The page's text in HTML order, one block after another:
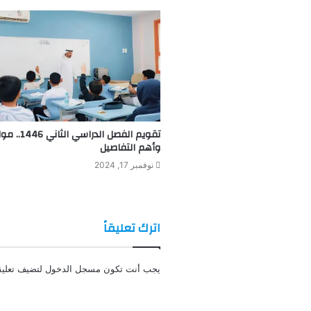
تقويم الفصل
وأهم التفاصيل
نوفمبر 17, 2024
اترك تعليقاً
يجب أنت تكون مسجل الدخول لتضيف